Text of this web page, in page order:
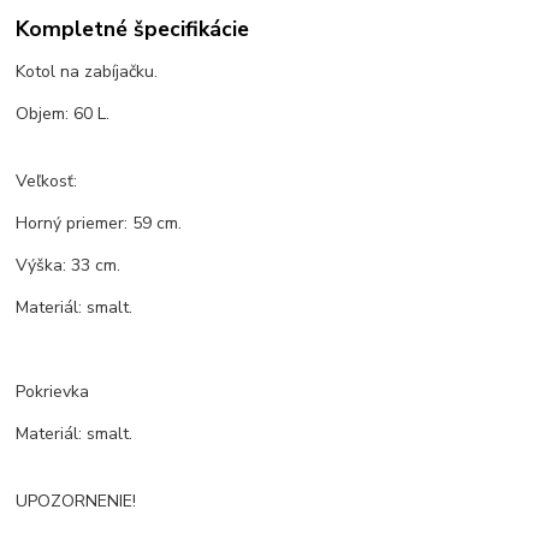
Kompletné špecifikácie
Kotol na zabíjačku.
Objem: 60 L.
Veľkosť:
Horný priemer: 59 cm.
Výška: 33 cm.
Materiál: smalt.
Pokrievka
Materiál: smalt.
UPOZORNENIE!